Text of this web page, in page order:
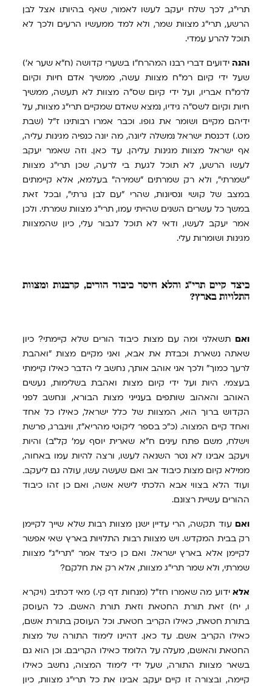
תרי"ג, לכך שלח יעקב לעשו לאמור, שאף בהיותו אצל לבן
הרשע, תרי"ג מצוות שמר, ולא למד ממעשיו הרעים ולכך לא
תוכל להרע עמדי.
והנה ידועים דברי רבנו המהרח"ו בשערי קדושה (ח"א שער א')
שעל ידי קיום רמ"ח מצוות עשה, ממשיך אדם חיות וקיום
לרמ"ח אבריו, ועל ידי קיום שס"ה מצוות לא תעשה, ממשיך
חיות וקיום לשס"ה גידיו, נמצא שאדם שמקיים תרי"ג מצוות, על
ידיהם מקיים ושומר את גופו. וכבר אמרו רבותינו ז"ל (שבת
מט.) דכנסת ישראל נמשלה ליונה, מה יונה כנפיה מגינות עליה,
אף ישראל מצוות מגינות עליהן. עד כאן. וזה שאמר יעקב
לעשו הרשע, לא תוכל לגעת בי לרעה, שכן תרי"ג מצוות
"שמרתי", ולא רק שמרתים "שמירה" בעלמא, אלא קיימתים
במצב של קושי ונסיונות, שהרי "עם לבן גרתי", ובכל זאת
במשך כל עשרים השנים שהייתי עמו, תרי"ג מצוות שמרתי. ולכן
אמר יעקב לעשו, ודאי לא תוכל לגבור עלי, כיון שהמצוות
מגינות ושומרות עלי.
כיצד קיים תרי"ג והלא חיסר כיבוד הורים, קרבנות ומצוות
התלויות בארץ?
ואם תשאלני ומה עם מצות כיבוד הורים שלא קיימתי? כיון
שאתה נשארת וכבדת את אבא, ואני מקיים מצות "ואהבת
לרעך כמוך" ולכך אני אוהב אותך, נחשב לי הדבר כאילו קיימתי
בעצמי. היות ועל ידי קיום מצות ואהבת בשלימות, נעשים
האוהב והאהוב שותפים בענייני מצות הבורא, ונחשב לפני
הקדוש ברוך הוא, המצוות של כלל ישראל, כאילו כל אחד
ואחד קיים המצוה. (כ"כ בספר ליקוטי מהריא"ז, ווינברג, פרשת
וישלח, משם פתח עינים ח"א שארית יוסף עמ' קל"ב) והיות
ויעקב אבינו לא נטר השנאה לעשו, ורצה להיות עמו באחוה,
ממילא קיום מצות כיבוד אב ואם שעשה עשו, עולה גם ליעקב.
ועוד הלא בצווי אבא הלכתי לישא אשה, ואם כן זהו כיבוד
ההורים עשיית רצונם.
ואם עוד תקשה, הרי עדיין ישנן מצוות רבות שלא שייך לקיימן
רק בבית המקדש. ויש מצוות רבות התלויות בארץ שאי אפשר
לקיימן אלא בארץ ישראל. ואם כן כיצד אמר "תרי"ג" מצוות
שמרתי, ולא שמר תרי"ג מצוות, אלא רק את חלקם?
אלא ידוע מה שאמרו חז"ל (מנחות דף קי.) מאי דכתיב (ויקרא
ו, יח) זאת תורת החטאת וזאת תורת האשם. כל העוסק
בתורת חטאת, כאילו הקריב חטאת. וכל העוסק בתורת אשם,
כאילו הקריב אשם. עד כאן. דהיינו לימוד התורה של מצות
החטאת והאשם, מעלה על הלומד כאילו הקריבם. וכן הוא גם
בשאר מצוות התורה, שעל ידי לימוד המצוה, נחשב כאילו
קיימה, ובצורה זו קיים יעקב אבינו את כל תרי"ג מצוות, כיון